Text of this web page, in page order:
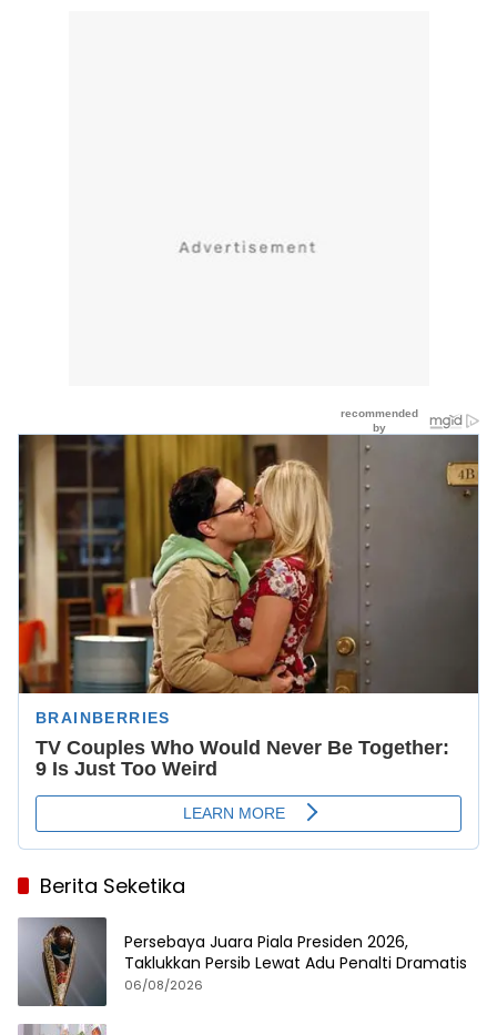
Berita Seketika
Persebaya Juara Piala Presiden 2026,
Taklukkan Persib Lewat Adu Penalti Dramatis
06/08/2026